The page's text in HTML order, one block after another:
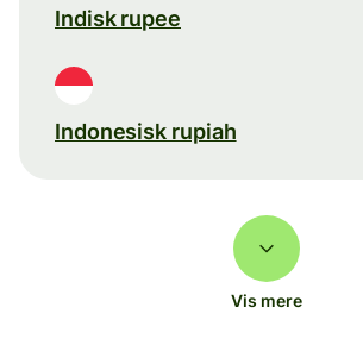
Indisk rupee
Indonesisk rupiah
Vis mere